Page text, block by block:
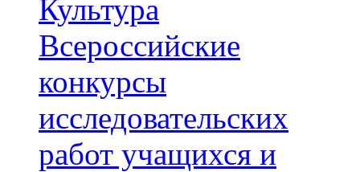
Культура
Всероссийские
конкурсы
исследовательских
работ учащихся и